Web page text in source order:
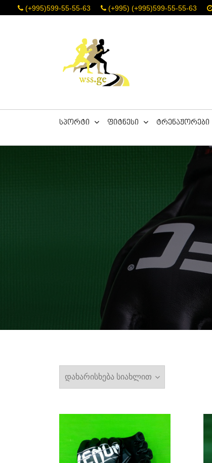
(+995)599-55-55-63 (+995) (+995)599-55-55-63
სპორტი ფიტნესი ტრენაჟორები